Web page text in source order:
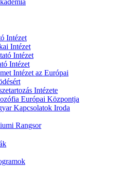
Intézet
Intézet
Intézet
Intézet
Intézet az Európai
Intézete
Európai Központja
Kapcsolatok Iroda
Rangsor